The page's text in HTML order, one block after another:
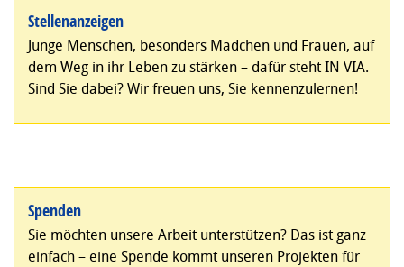
Stellenanzeigen
Junge Menschen, besonders Mädchen und Frauen, auf
dem Weg in ihr Leben zu stärken – dafür steht IN VIA.
Sind Sie dabei? Wir freuen uns, Sie kennenzulernen!
Spenden
Sie möchten unsere Arbeit unterstützen? Das ist ganz
einfach – eine Spende kommt unseren Projekten für